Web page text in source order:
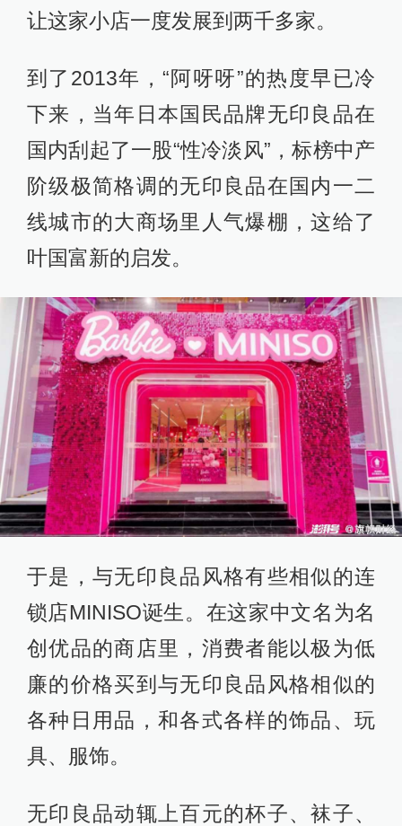
让这家小店一度发展到两千多家。
到了2013年，“阿呀呀”的热度早已冷
下来，当年日本国民品牌无印良品在
国内刮起了一股“性冷淡风”，标榜中产
阶级极简格调的无印良品在国内一二
线城市的大商场里人气爆棚，这给了
叶国富新的启发。
于是，与无印良品风格有些相似的连
锁店MINISO诞生。在这家中文名为名
创优品的商店里，消费者能以极为低
廉的价格买到与无印良品风格相似的
各种日用品，和各式各样的饰品、玩
具、服饰。
无印良品动辄上百元的杯子、袜子、